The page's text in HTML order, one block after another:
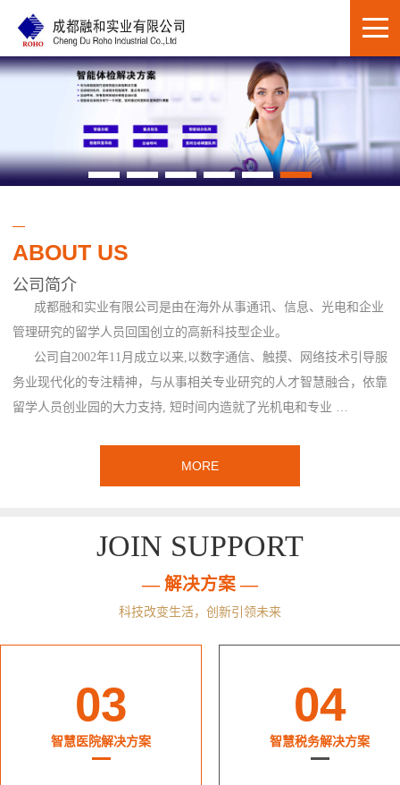
ABOUT US
公司简介
成都融和实业有限公司是由在海外从事通讯、信息、光电和企业
管理研究的留学人员回国创立的高新科技型企业。
公司自2002年11月成立以来,以数字通信、触摸、网络技术引导服
务业现代化的专注精神，与从事相关专业研究的人才智慧融合，依靠
留学人员创业园的大力支持, 短时间内造就了光机电和专业 …
MORE
JOIN SUPPORT
— 解决方案 —
科技改变生活，创新引领未来
03
智慧医院解决方案
04
智慧税务解决方案